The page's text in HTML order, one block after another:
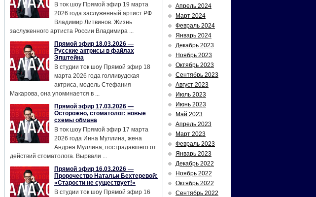
В ток шоу Прямой эфир 19 марта
2026 года заслуженный артист РФ
Владимир Литвинов. Жизнь
заслуженного артиста России Владимира ...
Прямой эфир 18.03.2026 —
Русские актрисы в файлах
Эпштейна
В студии ток шоу Прямой эфир 18
марта 2026 года голливудская
актриса, модель Стефания
Макарова, она упоминается в ...
Прямой эфир 17.03.2026 —
Осторожно, стоматолог: новые
схемы обмана
В ток шоу Прямой эфир 17 марта
2026 года Инна Муллина, жена
Андрея Муллина, пострадавшего от
действий стоматолога. Вырвали ...
Прямой эфир 16.03.2026 —
Пророчество Натальи Бехтеревой:
«Старости не существует!»
В студии ток шоу Прямой эфир 16
Апрель 2024
Март 2024
Февраль 2024
Январь 2024
Декабрь 2023
Ноябрь 2023
Октябрь 2023
Сентябрь 2023
Август 2023
Июль 2023
Июнь 2023
Май 2023
Апрель 2023
Март 2023
Февраль 2023
Январь 2023
Декабрь 2022
Ноябрь 2022
Октябрь 2022
Сентябрь 2022